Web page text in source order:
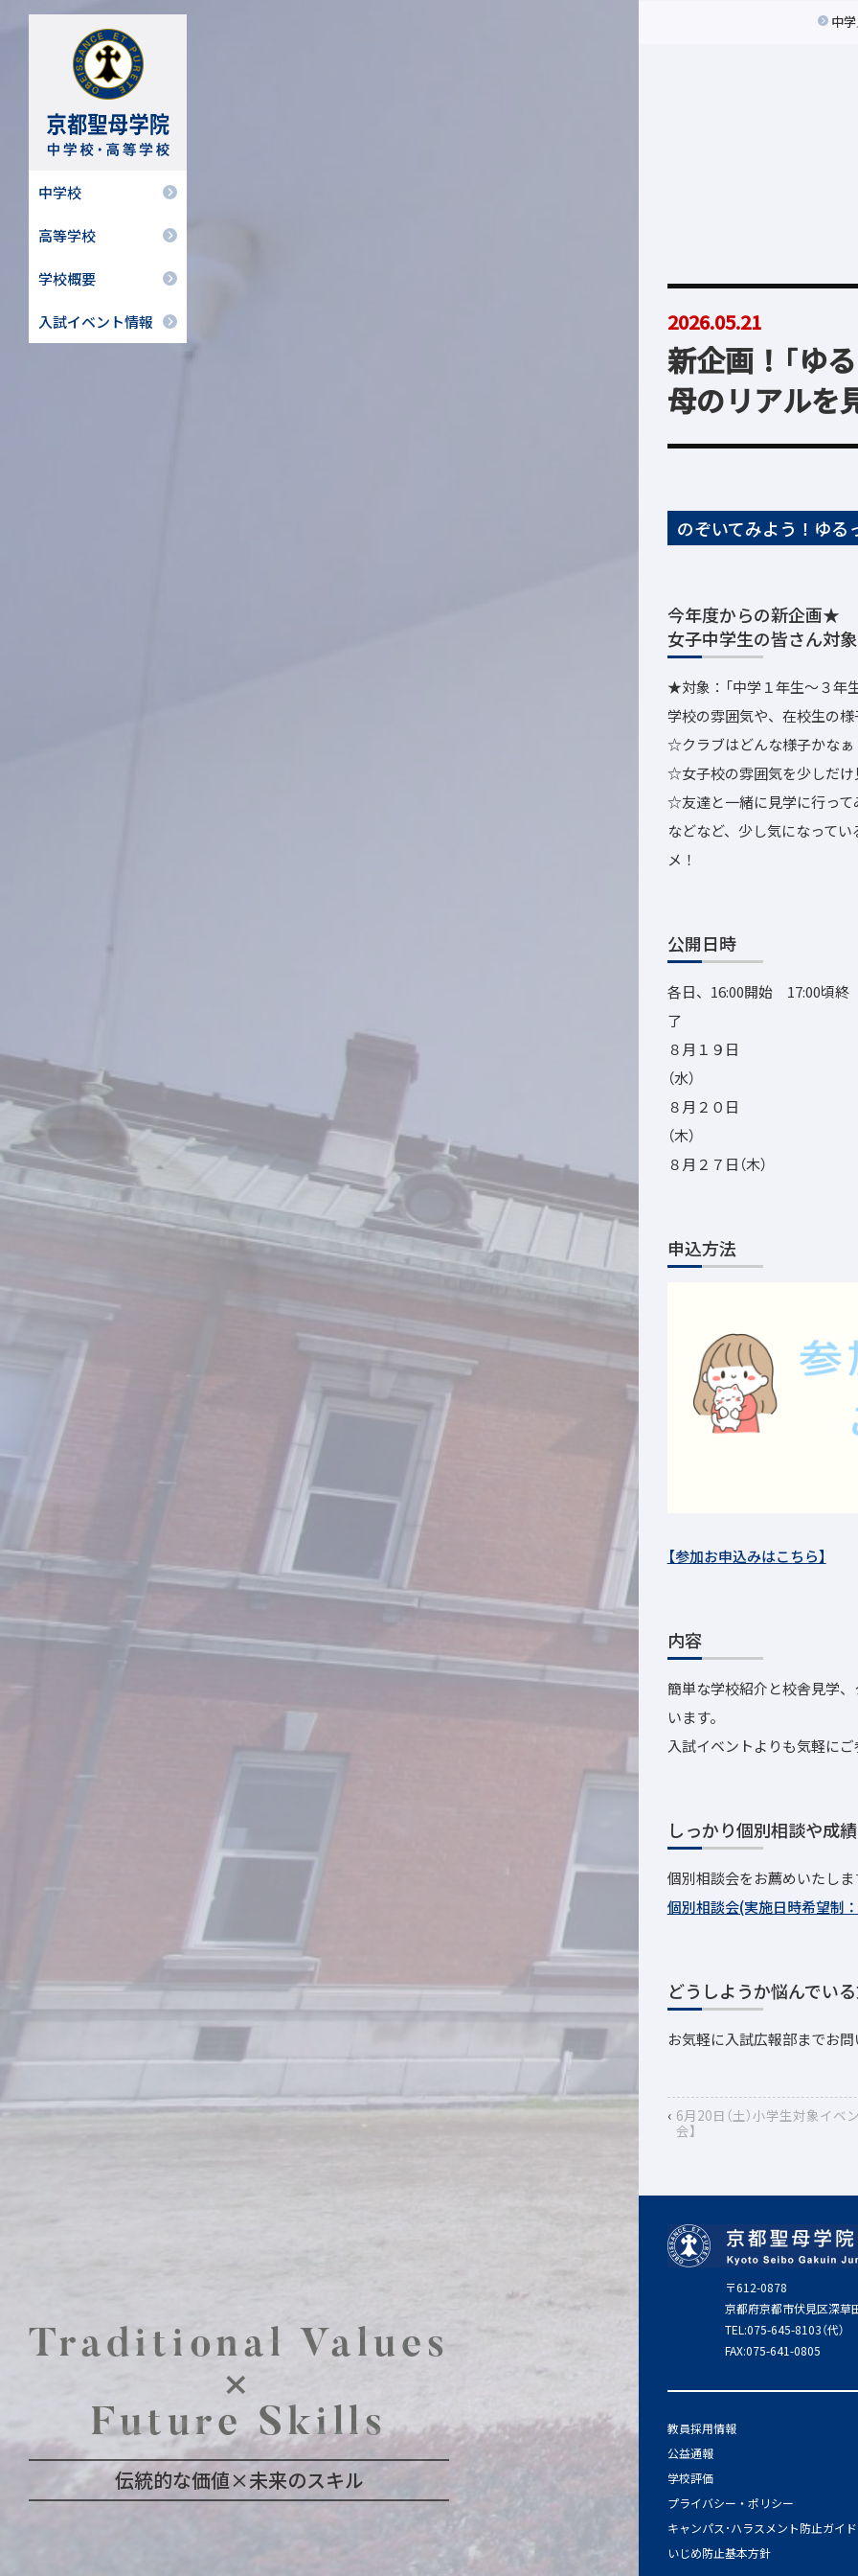
中学校
高等学校
学校概要
入試イベント情報
Traditional Values
×
Future Skills
伝統的な価値×未来のスキル
中
2026.05.21
新企画！「ゆ
母のリアルを
のぞいてみよう！ゆる
今年度からの新企画★
女子中学生の皆さん対
★対象：「中学１年生～３年
学校の雰囲気や、在校生の
☆クラブはどんな様子かなぁ
☆女子校の雰囲気を少しだけ
☆友達と一緒に見学に行って
などなど、少し気になってい
メ！
公開日時
各日、16:00開始 17:00頃終
８月１９日
８月２０日
８月２７日（木）
申込方法
【参加お申込みはこちら】
内容
簡単な学校紹介と校舎見学
います。
入試イベントよりも気軽に
しっかり個別相談や成
個別相談会をお薦めいたし
個別相談会(実施日時希望制
どうしようか悩んでい
お気軽に入試広報部までお問
‹ 6月20日（土）小学生対象イベ
会】
〒612-0878
京都府京都市伏見区深草
TEL:075-645-8103（代）
FAX:075-641-0805
教員採用情報
公益通報
学校評価
プライバシー・ポリシー
キャンパス･ハラスメント防止ガイ
いじめ防止基本方針